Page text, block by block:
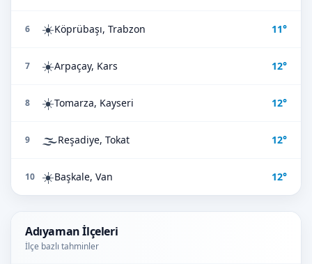
6 ☀️Köprübaşı, Trabzon 11°
7 ☀️Arpaçay, Kars 12°
8 ☀️Tomarza, Kayseri 12°
9 🌫️Reşadiye, Tokat 12°
10 ☀️Başkale, Van 12°
Adıyaman İlçeleri
İlçe bazlı tahminler